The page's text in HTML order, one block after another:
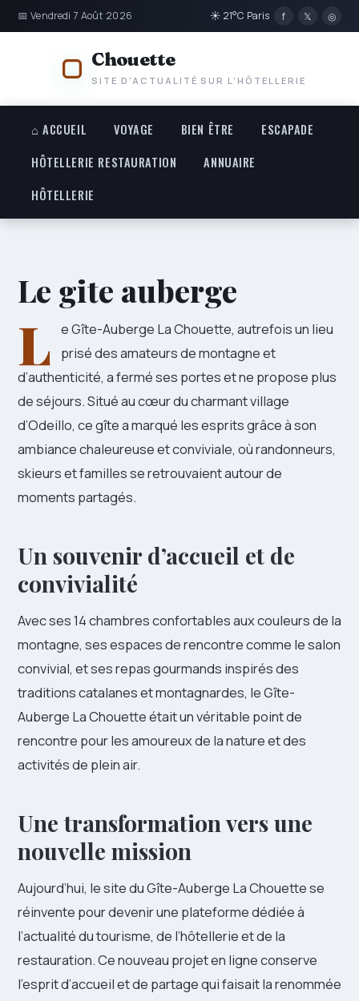
📅 Vendredi 7 Août 2026 ☀ 21°C Paris f 𝕏 ◎
Chouette
SITE D'ACTUALITÉ SUR L'HÔTELLERIE
⌂ ACCUEIL VOYAGE BIEN ÊTRE
ESCAPADE
HÔTELLERIE RESTAURATION
ANNUAIRE
HÔTELLERIE
Le gite auberge
L e Gîte-Auberge La Chouette, autrefois un lieu
prisé des amateurs de montagne et
d’authenticité, a fermé ses portes et ne propose plus
de séjours. Situé au cœur du charmant village
d’Odeillo, ce gîte a marqué les esprits grâce à son
ambiance chaleureuse et conviviale, où randonneurs,
skieurs et familles se retrouvaient autour de
moments partagés.
Un souvenir d’accueil et de
convivialité
Avec ses 14 chambres confortables aux couleurs de la
montagne, ses espaces de rencontre comme le salon
convivial, et ses repas gourmands inspirés des
traditions catalanes et montagnardes, le Gîte-
Auberge La Chouette était un véritable point de
rencontre pour les amoureux de la nature et des
activités de plein air.
Une transformation vers une
nouvelle mission
Aujourd’hui, le site du Gîte-Auberge La Chouette se
réinvente pour devenir une plateforme dédiée à
l’actualité du tourisme, de l’hôtellerie et de la
restauration. Ce nouveau projet en ligne conserve
l’esprit d’accueil et de partage qui faisait la renommée